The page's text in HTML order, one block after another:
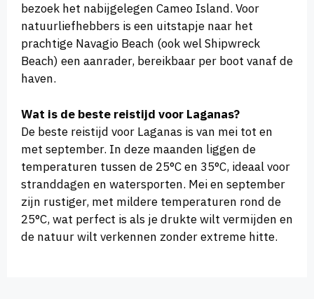
bezoek het nabijgelegen Cameo Island. Voor
natuurliefhebbers is een uitstapje naar het
prachtige Navagio Beach (ook wel Shipwreck
Beach) een aanrader, bereikbaar per boot vanaf de
haven.
Wat is de beste reistijd voor Laganas?
De beste reistijd voor Laganas is van mei tot en
met september. In deze maanden liggen de
temperaturen tussen de 25°C en 35°C, ideaal voor
stranddagen en watersporten. Mei en september
zijn rustiger, met mildere temperaturen rond de
25°C, wat perfect is als je drukte wilt vermijden en
de natuur wilt verkennen zonder extreme hitte.